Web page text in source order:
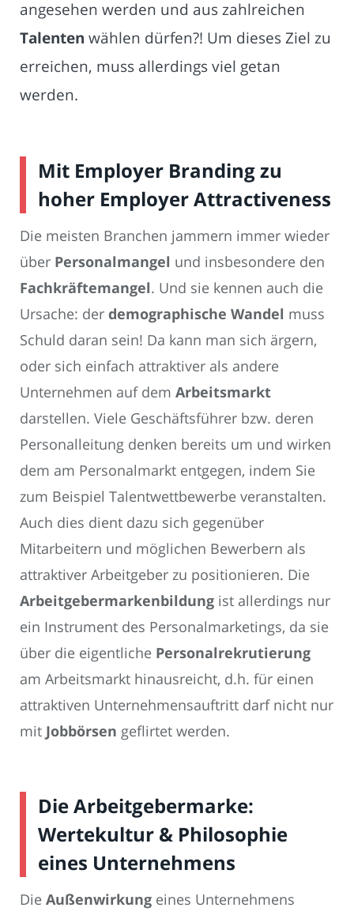
angesehen werden und aus zahlreichen
Talenten wählen dürfen?! Um dieses Ziel zu
erreichen, muss allerdings viel getan
werden.
Mit Employer Branding zu
hoher Employer Attractiveness
Die meisten Branchen jammern immer wieder
über Personalmangel und insbesondere den
Fachkräftemangel. Und sie kennen auch die
Ursache: der demographische Wandel muss
Schuld daran sein! Da kann man sich ärgern,
oder sich einfach attraktiver als andere
Unternehmen auf dem Arbeitsmarkt
darstellen. Viele Geschäftsführer bzw. deren
Personalleitung denken bereits um und wirken
dem am Personalmarkt entgegen, indem Sie
zum Beispiel Talentwettbewerbe veranstalten.
Auch dies dient dazu sich gegenüber
Mitarbeitern und möglichen Bewerbern als
attraktiver Arbeitgeber zu positionieren. Die
Arbeitgebermarkenbildung ist allerdings nur
ein Instrument des Personalmarketings, da sie
über die eigentliche Personalrekrutierung
am Arbeitsmarkt hinausreicht, d.h. für einen
attraktiven Unternehmensauftritt darf nicht nur
mit Jobbörsen geflirtet werden.
Die Arbeitgebermarke:
Wertekultur & Philosophie
eines Unternehmens
Die Außenwirkung eines Unternehmens